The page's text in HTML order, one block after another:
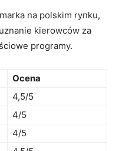
na polskim rynku,
kierowców za
programy.
Ocena
4,5/5
4/5
4/5